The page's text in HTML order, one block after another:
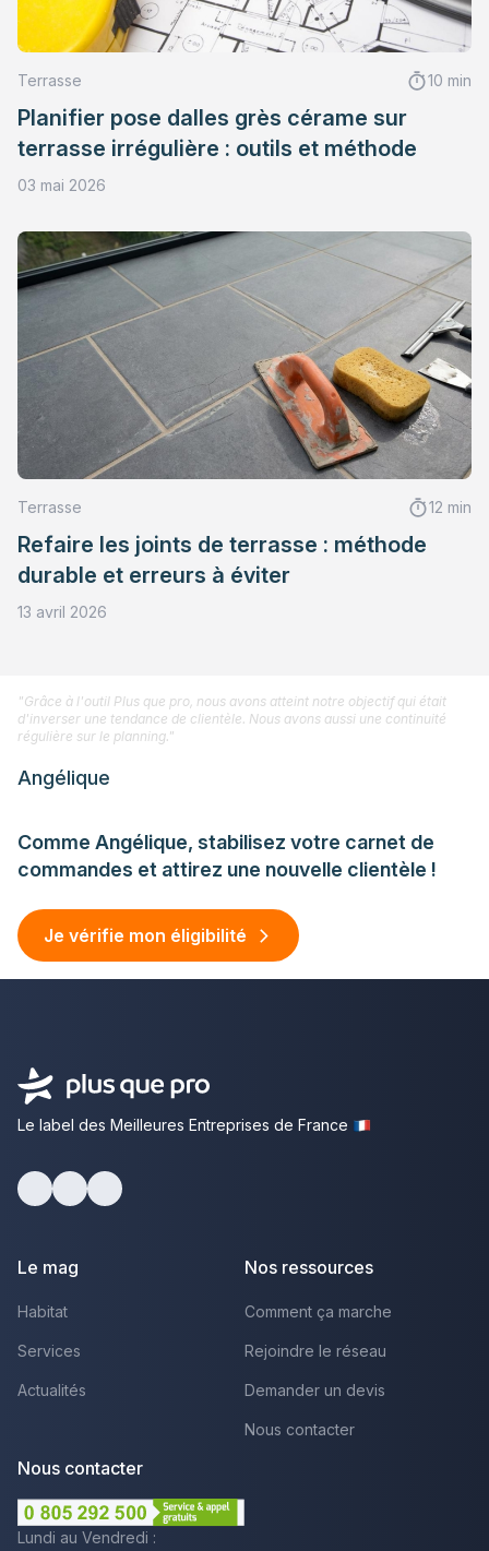
Terrasse 10 min
Planifier pose dalles grès cérame sur
terrasse irrégulière : outils et méthode
03 mai 2026
Terrasse 12 min
Refaire les joints de terrasse : méthode
durable et erreurs à éviter
13 avril 2026
Comme Angélique, stabilisez votre carnet de
commandes et attirez une nouvelle clientèle !
Je vérifie mon éligibilité
"Grâce à l'outil Plus que pro, nous avons atteint notre objectif qui était
d'inverser une tendance de clientèle. Nous avons aussi une continuité
régulière sur le planning."
Angélique
Le label des Meilleures Entreprises de France
Le mag
Habitat
Services
Actualités
Nos ressources
Comment ça marche
Rejoindre le réseau
Demander un devis
Nous contacter
Nous contacter
Lundi au Vendredi :